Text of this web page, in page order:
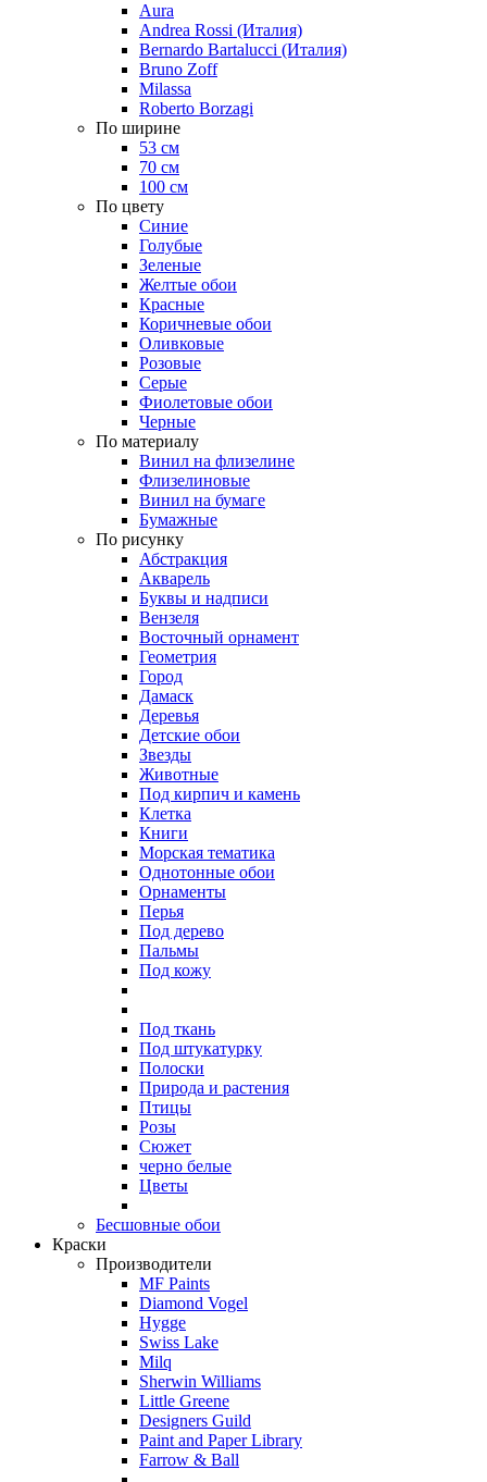
Aura
Andrea Rossi (Италия)
Bernardo Bartalucci (Италия)
Bruno Zoff
Milassa
Roberto Borzagi
По ширине
53 см
70 см
100 см
По цвету
Синие
Голубые
Зеленые
Желтые обои
Красные
Коричневые обои
Оливковые
Розовые
Серые
Фиолетовые обои
Черные
По материалу
Винил на флизелине
Флизелиновые
Винил на бумаге
Бумажные
По рисунку
Абстракция
Акварель
Буквы и надписи
Вензеля
Восточный орнамент
Геометрия
Город
Дамаск
Деревья
Детские обои
Звезды
Животные
Под кирпич и камень
Клетка
Книги
Морская тематика
Однотонные обои
Орнаменты
Перья
Под дерево
Пальмы
Под кожу
Под ткань
Под штукатурку
Полоски
Природа и растения
Птицы
Розы
Сюжет
черно белые
Цветы
Бесшовные обои
Краски
Производители
MF Paints
Diamond Vogel
Hygge
Swiss Lake
Milq
Sherwin Williams
Little Greene
Designers Guild
Paint and Paper Library
Farrow & Ball